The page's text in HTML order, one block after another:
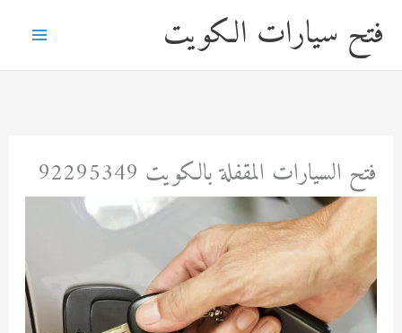
المحتوى
فتح سيارات الكويت
فتح السيارات المقفلة بالكويت 92295349